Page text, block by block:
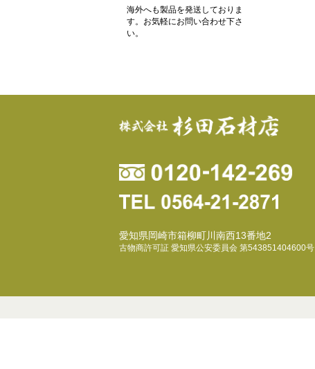
海外へも製品を発送しておりま
す。お気軽にお問い合わせ下さ
い。
愛知県岡崎市箱柳町川南西13番地2
古物商許可証 愛知県公安委員会 第543851404600号